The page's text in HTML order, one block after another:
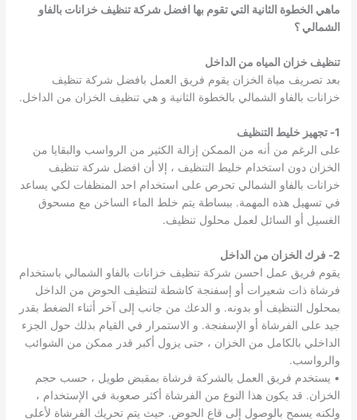
ماهي الخطوة الثانية التي تقوم بها افضل شركة تنظيف خزانات بالفاو
الشمالي ؟
تنظيف خزان المياه من الداخل
بعد تصريف مياة الخزان يقوم فريق العمل بافضل شركة تنظيف
خزانات بالفاو الشمالي بالخطوة الثانية و هي تنظيف الخزان من الداخل.
1- تجهيز خليط التنظيف
على الرغم من أنه من الممكن إزالة الكثير من الرواسب والبقايا من
الخزان دون استخدام خليط التنظيف ، إلا أن افضل شركة تنظيف
خزانات بالفاو الشمالي تحرص على استخدام احد المنظفات لكي يساعد
في تسهيل هذه المهمة. ببساطة يتم خلط الماء الساخن مع مسحوق
الغسيل أو السائل لعمل محلول تنظيف.
2- فرك الخزان من الداخل
يقوم فريق عمل احسن شركة تنظيف خزانات بالفاو الشمالي باستخدام
فرشاة ذات شعيرات أو إسفنجة كاشطة لتنظيف الحوض من الداخل
بمحلول التنظيف أو بدونه. و الدعك من جانب إلى آخر أثناء الضغط بقدر
جيد على الفرشاة أو الإسفنجة. و الاستمرار في القيام بذلك حول الجزء
الداخلي بالكامل من الخزان ، حتى يزول أكبر قدر ممكن من الشوائب
والرواسب.
• يستخدم فريق العمل بالشركة فرشاة بمقبض طويل ، حسب حجم
الخزان. قد يكون هذا النوع من الفرشاة أكثر صعوبة في الإستخدام ،
ولكنه يسمح بالوصول إلى قاع الحوض. حيث يتم تحريك الفرشاة لأعلى